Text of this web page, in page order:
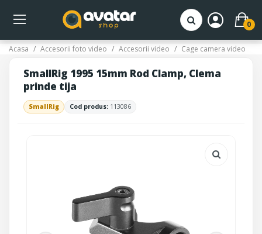
0
Acasa Accesorii foto video Accesorii video Cage camera video
SmallRig 1995 15mm Rod Clamp, Clema
prinde tija
SmallRig Cod produs: 113086